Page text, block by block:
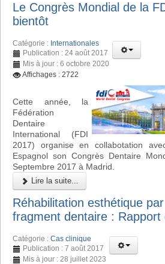
Le Congrès Mondial de la
bientôt
Catégorie : Internationales
Publication : 24 août 2017
Mis à jour : 6 octobre 2020
Affichages : 2722
Cette année, la
Fédération
Dentaire
International (FDI
2017) organise en collabotation
Espagnol son Congrès Dentaire
Septembre 2017 à Madrid.
Lire la suite...
Réhabilitation esthétique
fragment dentaire : Rapport
Catégorie : Cas clinique
Publication : 7 août 2017
Mis à jour : 28 juillet 2023